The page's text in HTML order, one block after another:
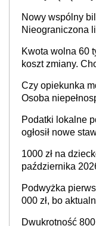
Nowy wspólny
Nieograniczona
Kwota wolna 60
koszt zmiany.
Czy opiekunka
Osoba
Podatki lokalne
ogłosił nowe
1000 zł na
października
Podwyżka
000 zł, bo
Dwukrotność